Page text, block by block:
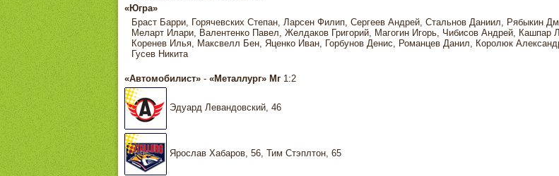
«Югра»
Браст Барри, Горячевских Степан, Ларсен Филип, Сергеев Андрей, Стальнов Даниил, Рябыкин
Меларт Илари, Валентенко Павел, Желдаков Григорий, Магогин Игорь, Чибисов Андрей, Кашпар
Коренев Илья, Максвелл Бен, Яценко Иван, Горбунов Денис, Романцев Данил, Королюк
Гусев Никита
«Автомобилист»- «Металлург» Мг1:2
Эдуард Левандовский, 46
Ярослав Хабаров, 56, Тим Стэплтон, 65